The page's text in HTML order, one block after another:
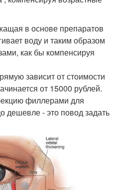
в основе препаратов
воду и таким образом
как бы компенсируя
зависит от стоимости
от 15000 рублей.
филлерами для
дешевле - это повод задать